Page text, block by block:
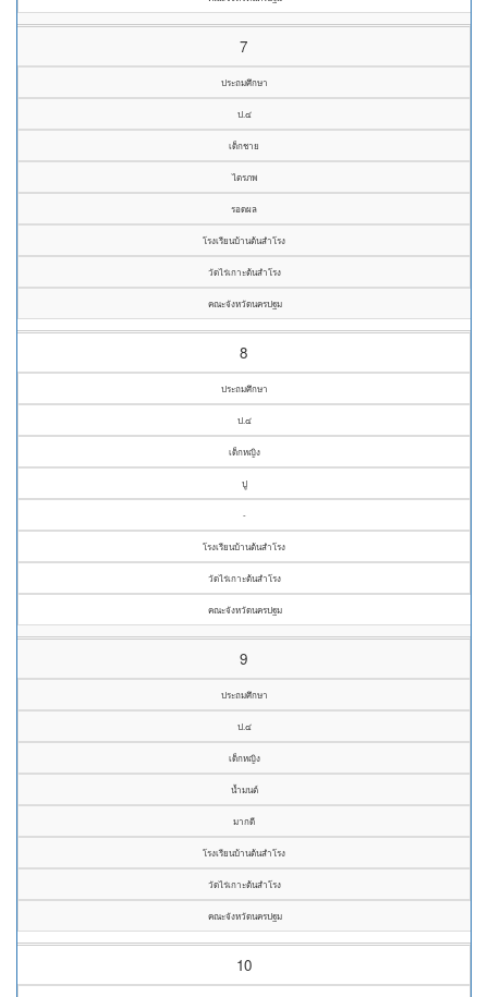
7
ประถมศึกษา
ป.๔
เด็กชาย
ไตรภพ
รอดผล
โรงเรียนบ้านต้นสำโรง
วัดไร่เกาะต้นสำโรง
คณะจังหวัดนครปฐม
8
ประถมศึกษา
ป.๔
เด็กหญิง
ปู
-
โรงเรียนบ้านต้นสำโรง
วัดไร่เกาะต้นสำโรง
คณะจังหวัดนครปฐม
9
ประถมศึกษา
ป.๔
เด็กหญิง
น้ำมนต์
มากดี
โรงเรียนบ้านต้นสำโรง
วัดไร่เกาะต้นสำโรง
คณะจังหวัดนครปฐม
10